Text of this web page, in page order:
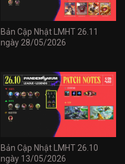
Bản Cập Nhật LMHT 26.11
ngày 28/05/2026
Bản Cập Nhật LMHT 26.10
ngày 13/05/2026